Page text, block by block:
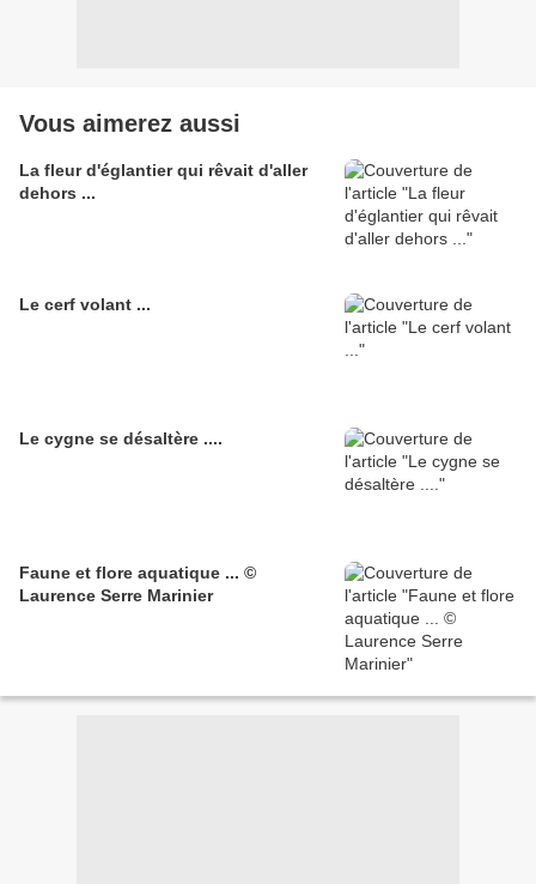
Vous aimerez aussi
La fleur d'églantier qui rêvait d'aller
dehors ...
Le cerf volant ...
Le cygne se désaltère ....
Faune et flore aquatique ... ©
Laurence Serre Marinier